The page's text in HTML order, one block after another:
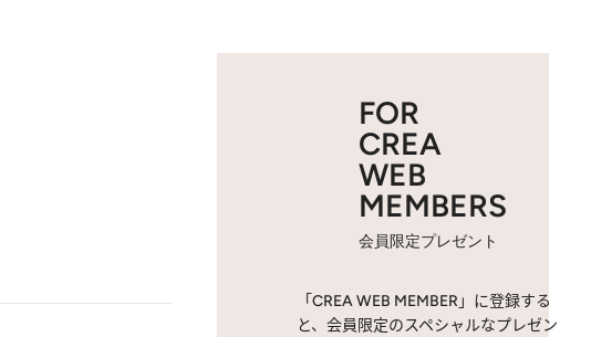
FOR
CREA
WEB
MEMBERS
会員限定プレゼント
「CREA WEB MEMBER」に登録する
と、会員限定のスペシャルなプレゼン